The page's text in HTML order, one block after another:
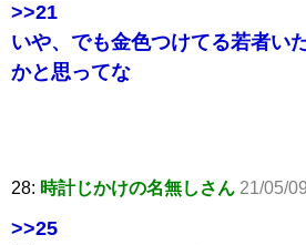
>>21
いや、でも金色つけてる若者い
かと思ってな
28: 時計じかけの名無しさん 21/05/
>>25